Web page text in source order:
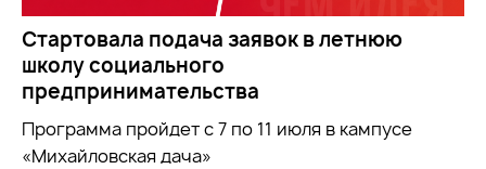
Стартовала подача заявок в летнюю
школу социального
предпринимательства
Программа пройдет с 7 по 11 июля в кампусе
«Михайловская дача»